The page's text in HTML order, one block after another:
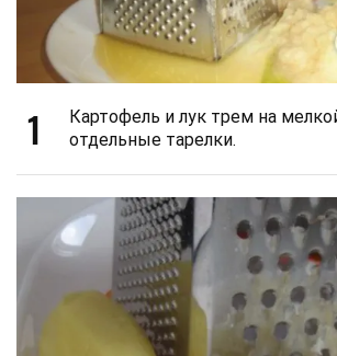
1
Картофель и лук трем на
отдельные тарелки.